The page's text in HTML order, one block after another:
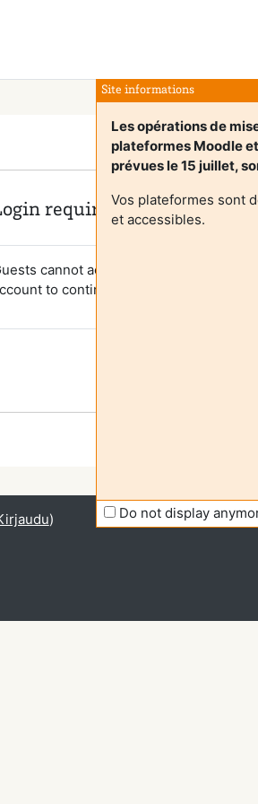
Site informations
Les opérations de
plateformes Moodle
prévues le 15 juillet,
Vos plateformes sont
et accessibles.
Do not display
required
cannot access user profiles. Log
to continue.
)